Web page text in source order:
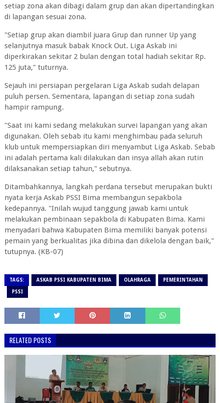
setiap zona akan dibagi dalam grup dan akan dipertandingkan
di lapangan sesuai zona.
"Setiap grup akan diambil juara Grup dan runner Up yang
selanjutnya masuk babak Knock Out. Liga Askab ini
diperkirakan sekitar 2 bulan dengan total hadiah sekitar Rp.
125 juta," tuturnya.
Sejauh ini persiapan pergelaran Liga Askab sudah delapan
puluh persen. Sementara, lapangan di setiap zona sudah
hampir rampung.
"Saat ini kami sedang melakukan survei lapangan yang akan
digunakan. Oleh sebab itu kami menghimbau pada seluruh
klub untuk mempersiapkan diri menyambut Liga Askab. Sebab
ini adalah pertama kali dilakukan dan insya allah akan rutin
dilaksanakan setiap tahun," sebutnya.
Ditambahkannya, langkah perdana tersebut merupakan bukti
nyata kerja Askab PSSI Bima membangun sepakbola
kedepannya. "Inilah wujud tanggung jawab kami untuk
melakukan pembinaan sepakbola di Kabupaten Bima. Kami
menyadari bahwa Kabupaten Bima memiliki banyak potensi
pemain yang berkualitas jika dibina dan dikelola dengan baik,"
tutupnya. (KB-07)
TAGS: ASKAB PSSI KABUPATEN BIMA OLAHRAGA PEMERINTAHAN
PSSI
RELATED POSTS